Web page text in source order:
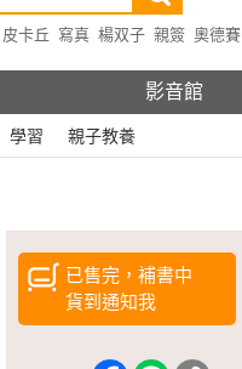
皮卡丘 寫真 楊双子 親簽 奧德賽
影音館
學習 親子教養
已售完，補書中
貨到通知我